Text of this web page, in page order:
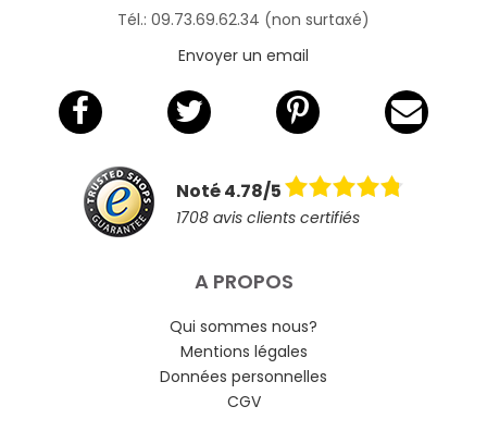
Tél.: 09.73.69.62.34 (non surtaxé)
Envoyer un email
Noté 4.78/5
1708 avis clients certifiés
A PROPOS
Qui sommes nous?
Mentions légales
Données personnelles
CGV